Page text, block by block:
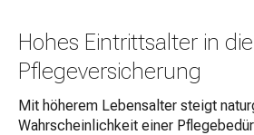
Hohes Eintrittsalter in die
Pflegeversicherung
Mit höherem Lebensalter steigt
Wahrscheinlichkeit einer